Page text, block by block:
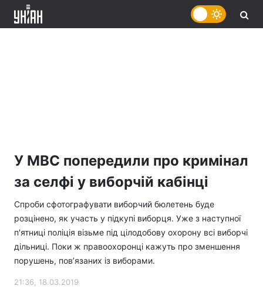
У МВС попередили про кримінал
за селфі у виборчій кабінці
Спроби сфотографувати виборчий бюлетень буде
розцінено, як участь у підкупі виборця. Уже з наступної
п'ятниці поліція візьме під цілодобову охорону всі виборчі
дільниці. Поки ж правоохоронці кажуть про зменшення
порушень, пов’язаних із виборами.
21:36, 18.03.2019